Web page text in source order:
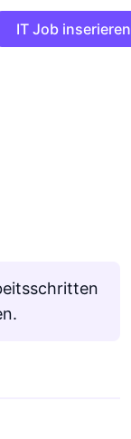
IT Job inserieren